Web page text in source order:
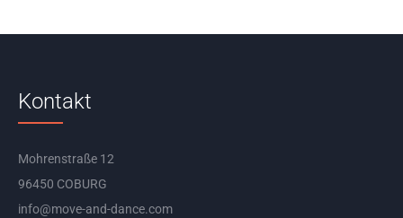
Kontakt
Mohrenstraße 12
96450 COBURG
info@move-and-dance.com